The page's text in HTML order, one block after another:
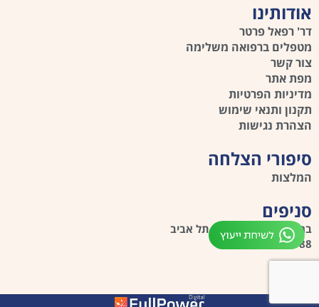
אודותינו
דר' רפאל פרטר
מטפלים ברפואה משלימה
צור קשר
מפת אתר
מדיניות הפרטיות
תקנון ותנאי שימוש
הצהרת נגישות
סיפורי הצלחה
המלצות
סניפים
ברזאני 4 רמת אביב ג'-תל אביב
03-6414188